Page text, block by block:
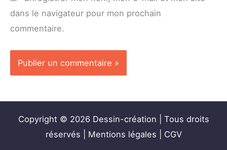
dans le navigateur pour mon prochain
commentaire.
Copyright © 2026 Dessin-création | Tous droits
réservés | Mentions légales CGV